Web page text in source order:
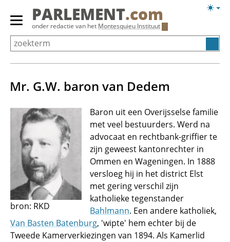
Overslaan
Primair
menu
tonen/verbergen
PARLEMENT.com
onder redactie van het Montesquieu Instituut
Mr. G.W. baron van Dedem
bron: RKD
Baron uit een Overijsselse familie
met veel bestuurders. Werd na
advocaat en rechtbank-griffier te
zijn geweest kantonrechter in
Ommen en Wageningen. In 1888
versloeg hij in het district Elst
met gering verschil zijn
katholieke tegenstander
Bahlmann. Een andere katholiek,
Van Basten Batenburg, 'wipte' hem echter bij de
Tweede Kamerverkiezingen van 1894. Als Kamerlid